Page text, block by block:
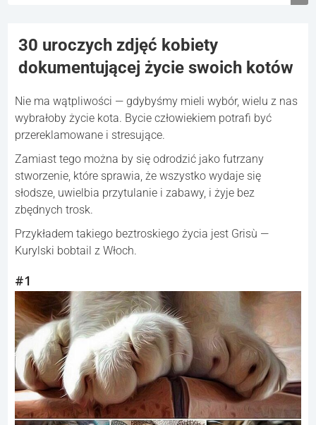
30 uroczych zdjęć kobiety
dokumentującej życie swoich kotów
Nie ma wątpliwości — gdybyśmy mieli wybór, wielu z nas
wybrałoby życie kota. Bycie człowiekiem potrafi być
przereklamowane i stresujące.
Zamiast tego można by się odrodzić jako futrzany
stworzenie, które sprawia, że wszystko wydaje się
słodsze, uwielbia przytulanie i zabawy, i żyje bez
zbędnych trosk.
Przykładem takiego beztroskiego życia jest Grisù —
Kurylski bobtail z Włoch.
#1